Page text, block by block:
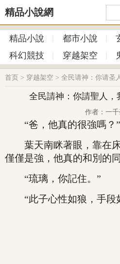
精品小說網
精品小說 都市小說
科幻競技
穿越架空
首页 > 穿越架空 > 全民请神：你请圣
全民請神：你請聖人，
作者：一
“爸，他真的很強嗎？”
葉天南眯著眼，靠在床
僅僅是強，他真的和別的
“琉璃，你記住。”
“此子心性如狼，手段